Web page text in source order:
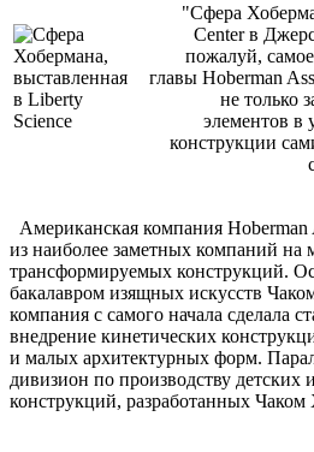
"Сфера
Center в
пожалуй,
главы Hoberman
не только
элементов в
конструкции
Американская компания Hoberman
из наиболее заметных компаний на
трансформируемых конструкций.
бакалавром изящных искусств
компания с самого начала сделала
внедрение кинетических
и малых архитектурных форм.
дивизион по производству детских
конструкций, разработанных